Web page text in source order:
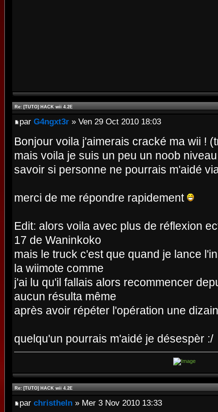
Re: [TUTO] HACK wii 4.2E
par G4ngxt3r » Ven 29 Oct 2010 18:03
Bonjour voila j'aimerais cracké ma wii !
mais voila je suis un peu un noob
savoir si personne ne pourrais m'aidé
merci de me répondre rapidement
Edit: alors voila avec plus de réflexion
17 de Waninkoko
mais le truck c'est que quand je lance
la wiimote comme
j'ai lu qu'il fallais alors recommencer
aucun résulta même
après avoir répéter l'opération une
quelqu'un pourrais m'aidé je désespèr :/
Re: [TUTO] HACK wii 4.2E
par christheln » Mer 3 Nov 2010 13:33